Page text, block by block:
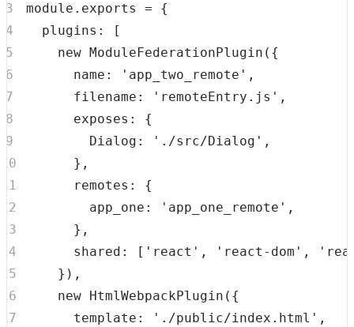
module . exports =
{
plugins :
[
new ModuleFederationPlugin ( {
name : 'app_two_remote' ,
filename : 'remoteEntry.js' ,
exposes :
{
Dialog : './src/Dialog' ,
} ,
remotes :
{
app_one : 'app_one_remote' ,
} ,
shared : [ 'react' , 'react-dom' ,
} ) ,
new HtmlWebpackPlugin ( {
template : './public/index.html' ,